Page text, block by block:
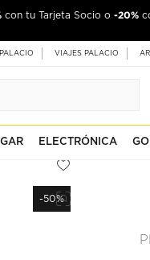
con tu Tarjeta Socio o -20%
VIAJES PALACIO
ELECTRÓNICA
-50%